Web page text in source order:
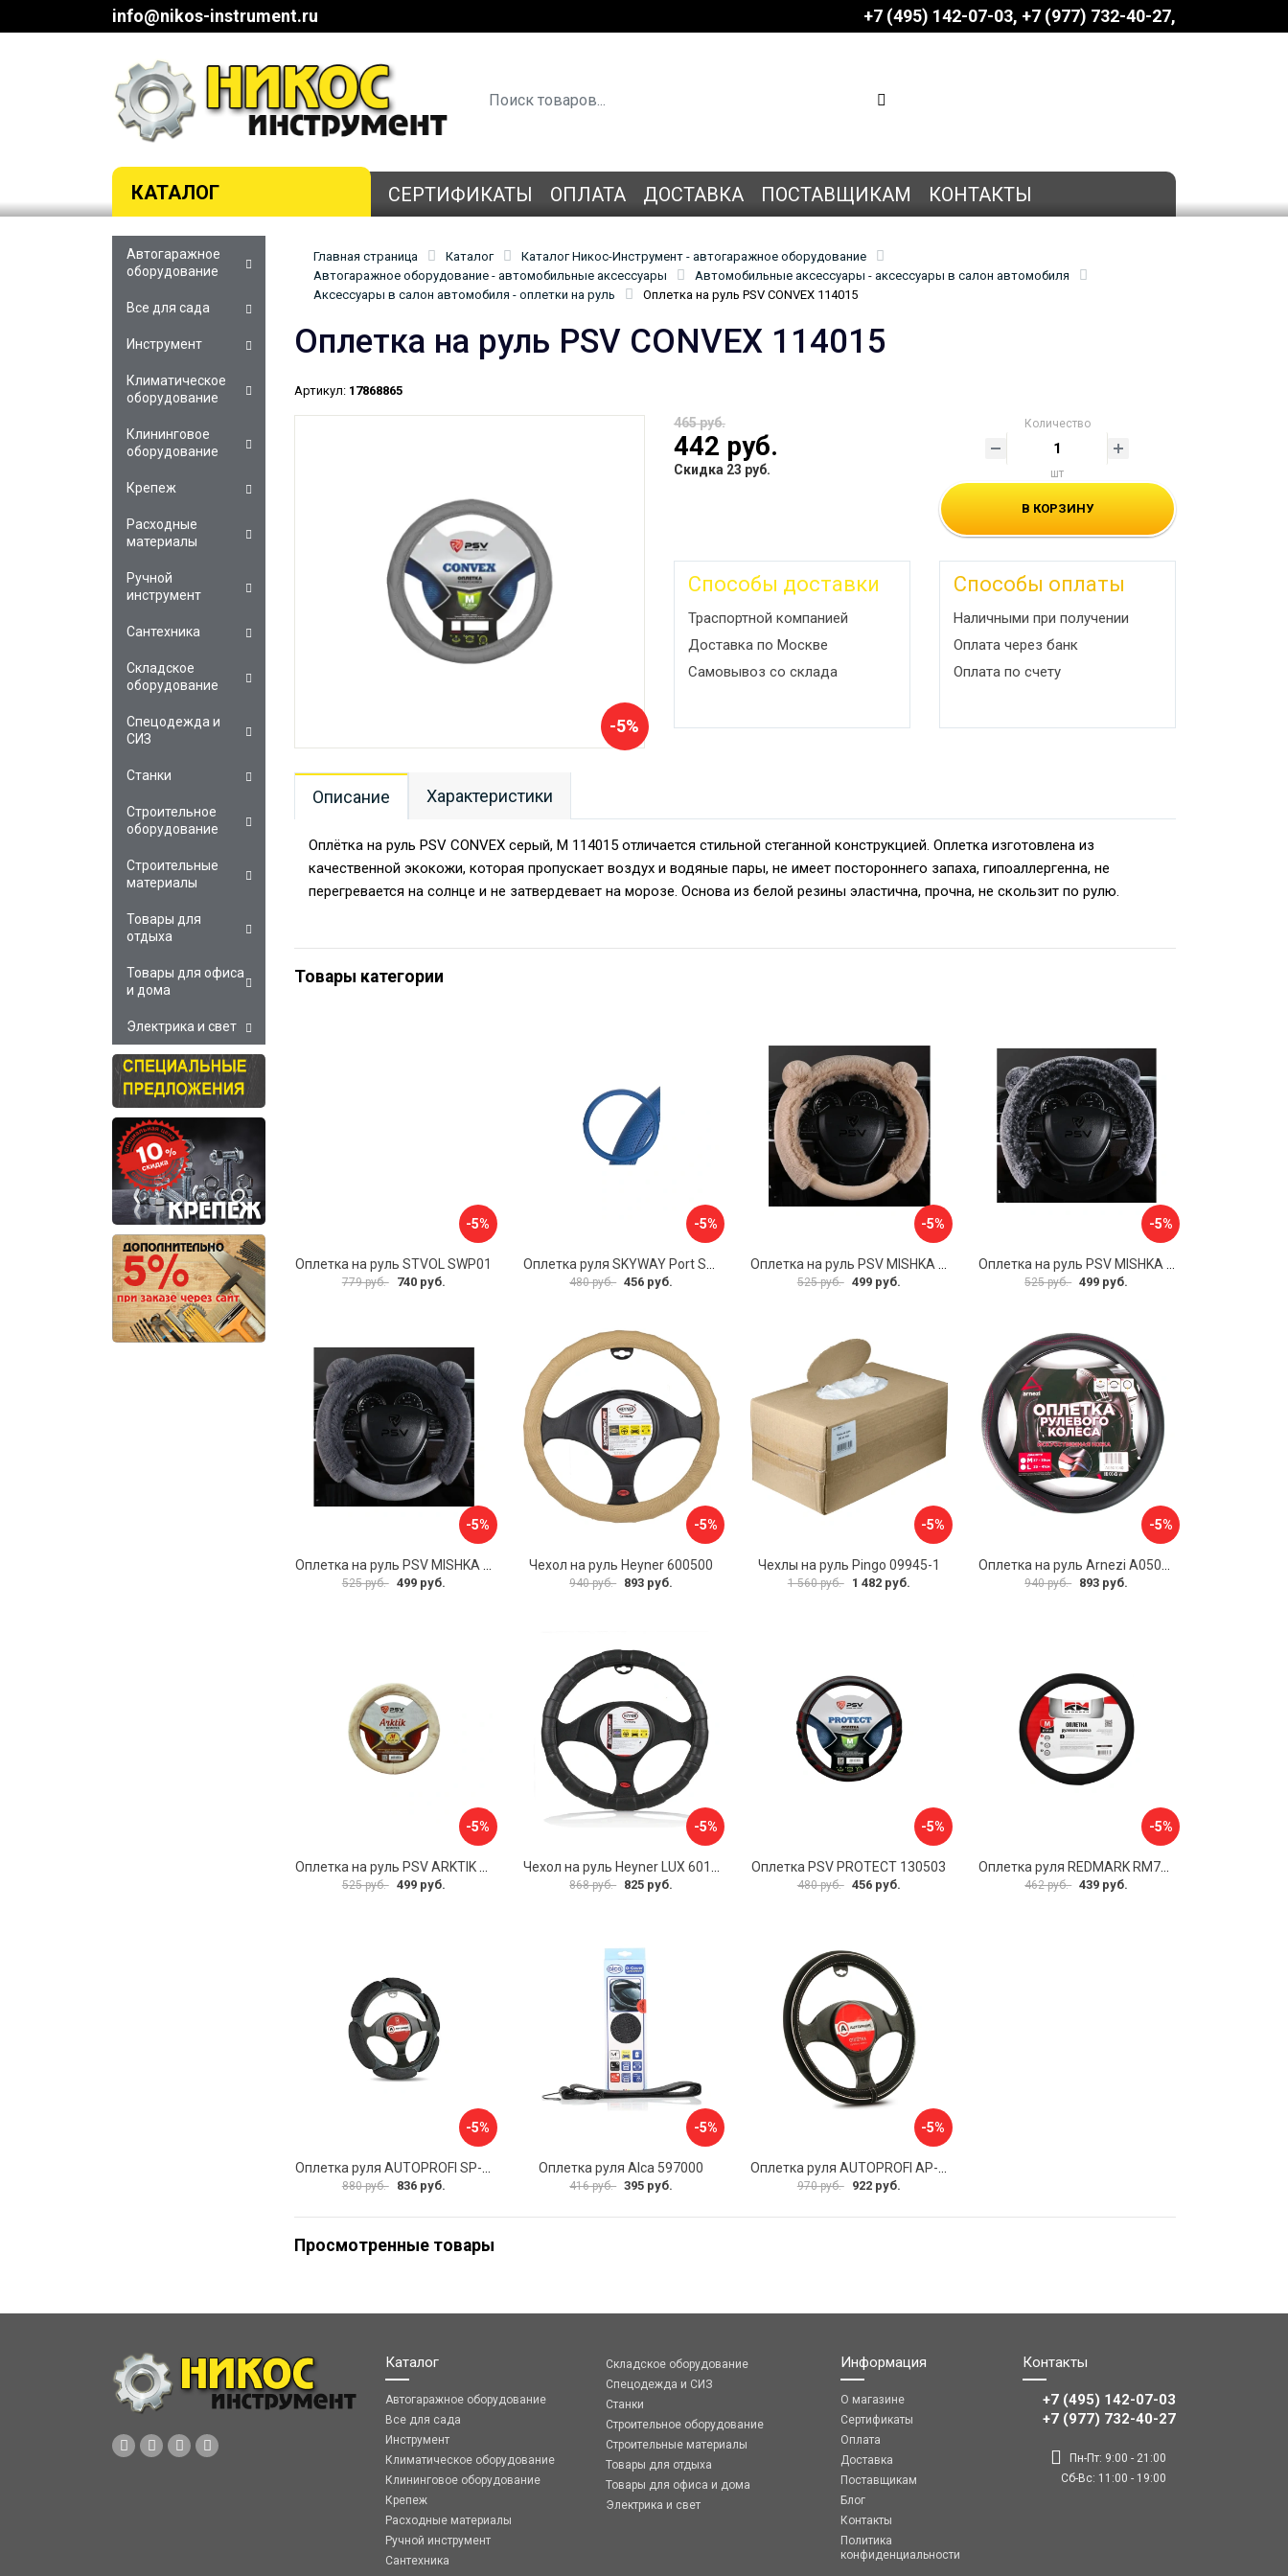
info@nikos-instrument.ru +7 (495) 142-07-03 ‎‎+7 (977) 732-40-27
КАТАЛОГ СЕРТИФИКАТЫ ОПЛАТА ДОСТАВКА ПОСТАВЩИКАМ КОНТАКТЫ
Главная страница Каталог
Каталог Никос-Инструмент - автогаражное оборудование
Автогаражное оборудование - автомобильные аксессуары
Автомобильные аксессуары - аксессуары в салон автомобиля
Аксессуары в салон автомобиля - оплетки на руль
Оплетка на руль PSV CONVEX 114015
Оплетка на руль PSV CONVEX 114015
Артикул: 17868865
-5%
465 руб.
442 руб.
Скидка 23 руб.
Количество
шт
В КОРЗИНУ
Способы доставки
Траспортной компанией
Доставка по Москве
Самовывоз со склада
Способы оплаты
Наличными при получении
Оплата через банк
Оплата по счету
Описание Характеристики
Оплётка на руль PSV CONVEX серый, M 114015 отличается стильной стеганной конструкцией. Оплетка изготовлена из
качественной экокожи, которая пропускает воздух и водяные пары, не имеет постороннего запаха, гипоаллергенна, не
перегревается на солнце и не затвердевает на морозе. Основа из белой резины эластична, прочна, не скользит по рулю.
Товары категории
-5%
Оплетка на руль STVOL SWP01
779 руб. 740 руб.
-5%
480 руб. 456 руб.
-5%
525 руб. 499 руб.
-5%
525 руб. 499 руб.
-5%
Оплетка на руль PSV MISHKA Premium 136096
525 руб. 499 руб.
-5%
Чехол на руль Heyner 600500
940 руб. 893 руб.
-5%
Чехлы на руль Pingo 09945-1
1 560 руб. 1 482 руб.
-5%
Оплетка на руль Arnezi A0501040
940 руб. 893 руб.
-5%
525 руб. 499 руб.
-5%
868 руб. 825 руб.
-5%
Оплетка PSV PROTECT 130503
480 руб. 456 руб.
-5%
Оплетка руля REDMARK RM78002
462 руб. 439 руб.
-5%
880 руб. 836 руб.
-5%
Оплетка руля Alca 597000
416 руб. 395 руб.
-5%
970 руб. 922 руб.
Просмотренные товары
Автогаражное
оборудование
Все для сада
Инструмент
Климатическое
оборудование
Клининговое
оборудование
Крепеж
Расходные
материалы
Ручной
инструмент
Сантехника
Складское
оборудование
Спецодежда и
СИЗ
Станки
Строительное
оборудование
Строительные
материалы
Товары для
отдыха
Товары для офиса
и дома
Электрика и свет
Каталог
Автогаражное оборудование
Все для сада
Инструмент
Климатическое оборудование
Клининговое оборудование
Крепеж
Расходные материалы
Ручной инструмент
Сантехника
Складское оборудование
Спецодежда и СИЗ
Станки
Строительное оборудование
Строительные материалы
Товары для отдыха
Товары для офиса и дома
Электрика и свет
Информация
О магазине
Сертификаты
Оплата
Доставка
Поставщикам
Блог
Контакты
Политика
конфиденциальности
Контакты
+7 (495) 142-07-03
‎‎+7 (977) 732-40-27
Пн-Пт: 9:00 - 21:00
Сб-Вс: 11:00 - 19:00